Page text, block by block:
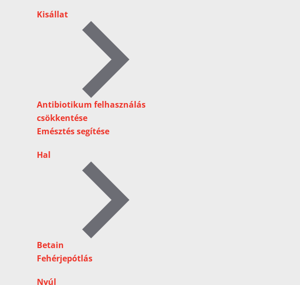
Kisállat
Antibiotikum felhasználás
csökkentése
Emésztés segítése
Hal
Betain
Fehérjepótlás
Nyúl